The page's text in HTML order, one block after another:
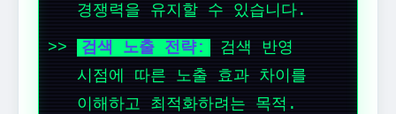
경쟁력을 유지할 수 있습니다.
검색 노출 전략:
검색 반영
시점에 따른 노출 효과 차이를
이해하고 최적화하려는 목적.